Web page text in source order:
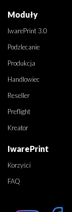
Moduły
IwarePrint 3.0
Podzlecanie
Produkcja
Handlowiec
Reseller
Preflight
Kreator
IwarePrint
Korzyści
FAQ